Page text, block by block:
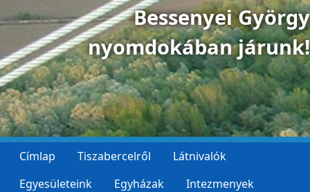
Bessenyei György
nyomdokában járunk!
Címlap Tiszabercelről
Látnivalók
Egyesületeink
Egyházak
Intezmenyek